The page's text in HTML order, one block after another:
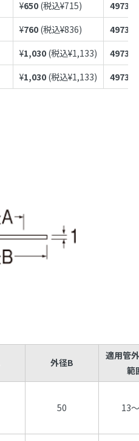
¥650 (税込¥715)
¥760 (税込¥836)
¥1,030 (税込¥1,133)
¥1,030 (税込¥1,133)
外径B
適用管
範
50 13